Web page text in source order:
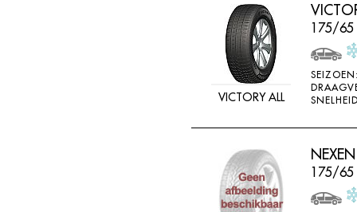
VICTORY ALL
175/65
175/65